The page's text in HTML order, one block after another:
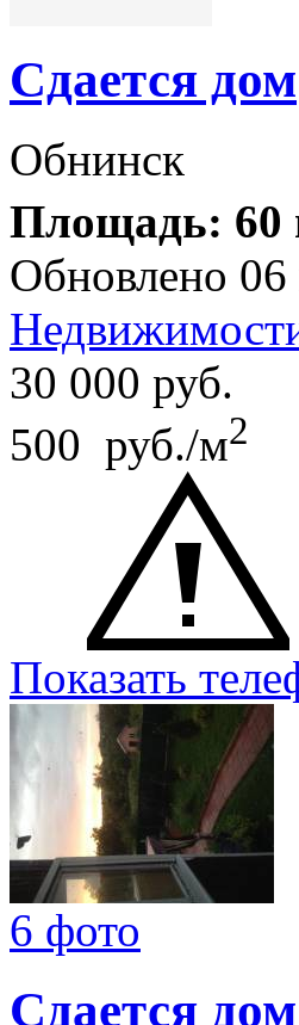
Сдается дом
Обнинск
Площадь: 60
Обновлено
30 000 руб.
500 руб./м2
Показать
6 фото
Сдается дом